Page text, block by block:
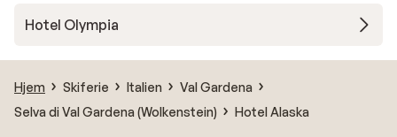
Hotel Olympia
Hjem Skiferie Italien
Val Gardena
Selva di Val Gardena (Wolkenstein)
Hotel Alaska